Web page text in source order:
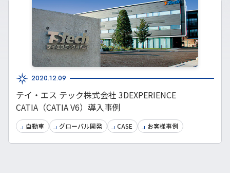
2020.12.09
テイ・エス テック株式会社 3DEXPERIENCE
CATIA（CATIA V6）導入事例
自動車 グローバル開発 CASE お客様事例